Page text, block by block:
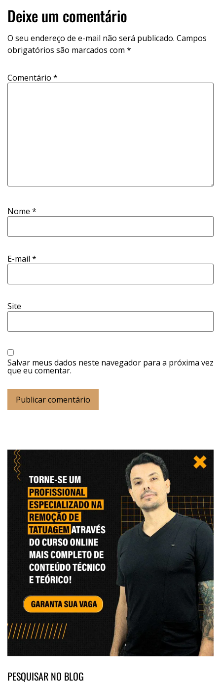
Deixe um comentário
O seu endereço de e-mail não será publicado. Campos
obrigatórios são marcados com *
Comentário *
Nome *
E-mail *
Site
Salvar meus dados neste navegador para a próxima vez
que eu comentar.
PESQUISAR NO BLOG